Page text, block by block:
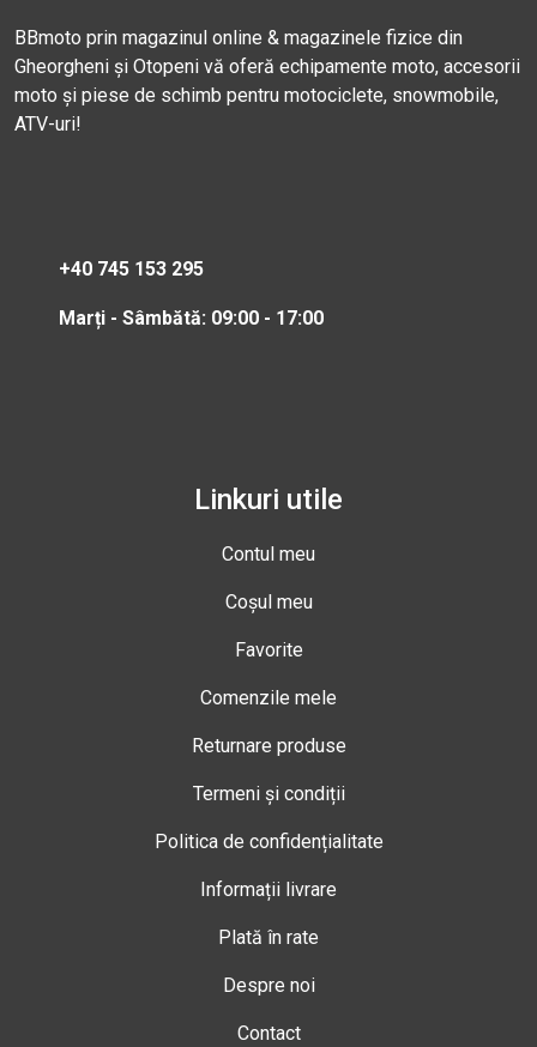
BBmoto prin magazinul online & magazinele fizice din
Gheorgheni și Otopeni vă oferă echipamente moto, accesorii
moto și piese de schimb pentru motociclete, snowmobile,
ATV-uri!
+40 745 153 295
Marți - Sâmbătă: 09:00 - 17:00
Linkuri utile
Contul meu
Coșul meu
Favorite
Comenzile mele
Returnare produse
Termeni și condiții
Politica de confidențialitate
Informații livrare
Plată în rate
Despre noi
Contact